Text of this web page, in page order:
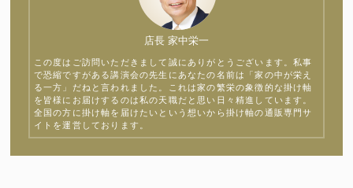
店長 家中栄一
この度はご訪問いただきまして誠にありがとうございます。私事
で恐縮ですがある講演会の先生にあなたの名前は「家の中が栄え
る一方」だねと言われました。これは家の繁栄の象徴的な掛け軸
を皆様にお届けするのは私の天職だと思い日々精進しています。
全国の方に掛け軸を届けたいという想いから掛け軸の通販専門サ
イトを運営しております。